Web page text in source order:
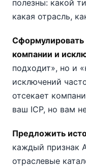
полезны: какой
какая отрасль,
компании и
подходит», но и
исключений
отсекает
ваш ICP, но вам
Предложить
каждый признак
отраслевые